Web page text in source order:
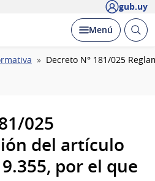
gub.uy
Desplegar
Menú Abrir
Decreto N° 181/025
025
del artículo
por el que